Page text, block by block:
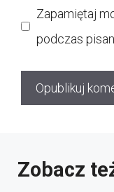
Zapamiętaj
podczas
Zobacz